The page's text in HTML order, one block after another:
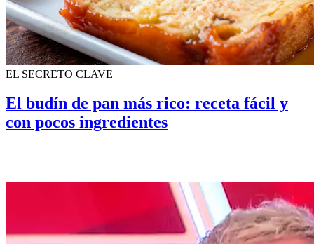
EL SECRETO CLAVE
El budín de pan más rico: receta fácil y
con pocos ingredientes